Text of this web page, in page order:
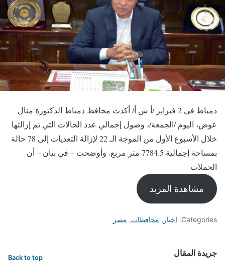
دمياط في 2 فبراير /أ ش أ/ أكدت محافظ دمياط الدكتورة منال
عوض، اليوم /الجمعة/، وصول إجمالي عدد الحالات التي تم إزالتها
خلال الأسبوع الأول من الموجة الـ 22 لإزالة التعديات إلى 78 حالة
بمساحة إجمالية 7784.5 متر مربع. وأوضحت – في بيان – أن
الحملات
مشاهدة المزيد
Categories: اخبار , محافظات, مصر
جريدة المقال Back to top